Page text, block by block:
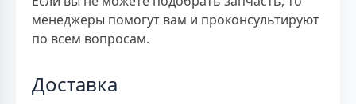
менеджеры помогут вам и проконсультируют
по всем вопросам.
Доставка